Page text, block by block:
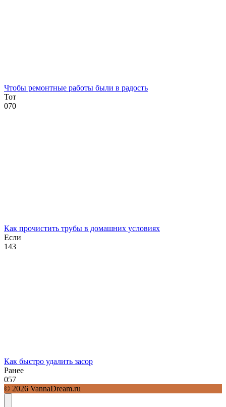
Чтобы ремонтные работы были в радость
Тот
070
Как прочистить трубы в домашних условиях
Если
143
Как быстро удалить засор
Ранее
057
© 2026 VannaDream.ru